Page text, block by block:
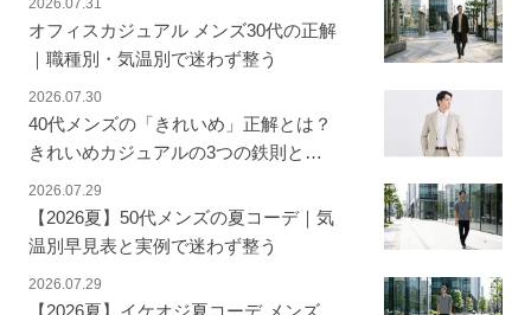
2026.07.31
オフィスカジュアル メンズ30代の正解
｜職種別・気温別で迷わず整う
2026.07.30
40代メンズの「きれいめ」正解とは？
きれいめカジュアルの3つの鉄則とコ
ーデ実例
2026.07.29
【2026夏】50代メンズの夏コーデ｜気
温別早見表と実例で迷わず整う
2026.07.29